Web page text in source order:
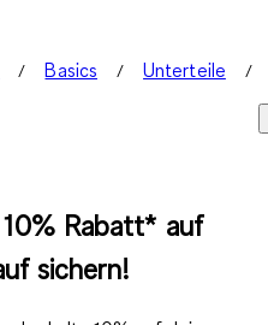
Basics Unterteile
Rabatt* auf
sichern!